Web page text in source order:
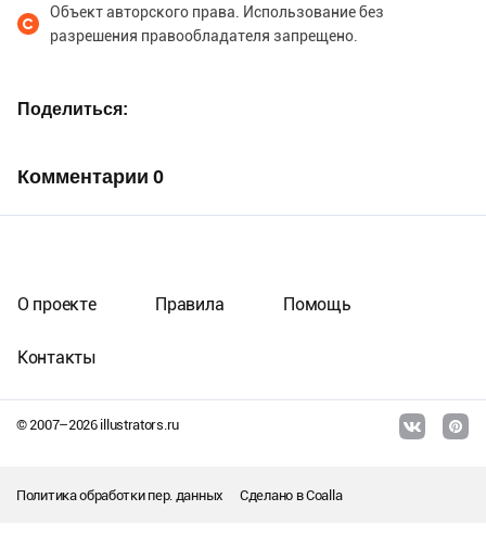
покупателями по своему усмотрению разрешенными
способами.
Объект авторского права. Использование без
разрешения правообладателя запрещено.
Поделиться
Комментарии 0
© 2007–2026illustrators.ru
О проекте Правила Помощь
Контакты
Политика обработки пер. данных Сделано вCoalla